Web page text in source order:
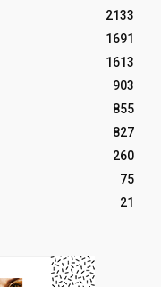
2133
1691
1613
903
855
827
260
75
21